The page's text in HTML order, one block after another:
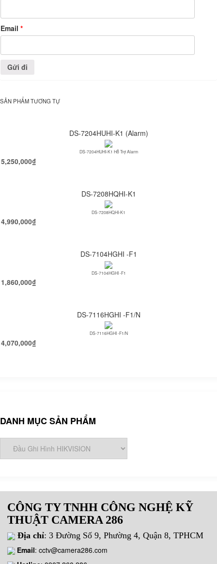
Email *
SẢN PHẨM TƯƠNG TỰ
DS-7204HUHI-K1 (Alarm)
DS-7204HUHI-K1 Hỗ Trợ Alarm
5,250,000₫
DS-7208HQHI-K1
DS-7208HQHI-K1
4,990,000₫
DS-7104HGHI -F1
DS-7104HGHI -F1
1,860,000₫
DS-7116HGHI -F1/N
DS-7116HGHI -F1/N
4,070,000₫
DANH MỤC SẢN PHẨM
CÔNG TY TNHH CÔNG NGHỆ KỸ
THUẬT CAMERA 286
Địa chỉ: 3 Đường Số 9, Phường 4, Quận 8, TPHCM
Email: cctv@camera286.com